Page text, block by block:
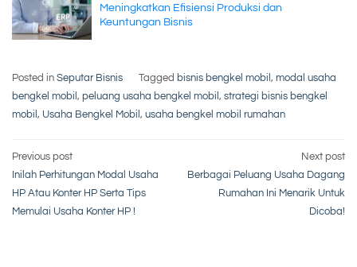
Meningkatkan Efisiensi Produksi dan
Keuntungan Bisnis
Posted in Seputar Bisnis Tagged bisnis bengkel mobil , modal usaha
bengkel mobil , peluang usaha bengkel mobil , strategi bisnis bengkel
mobil , Usaha Bengkel Mobil , usaha bengkel mobil rumahan
Post
navigation
Previous post
Inilah Perhitungan Modal Usaha
HP Atau Konter HP Serta Tips
Memulai Usaha Konter HP !
Next post
Berbagai Peluang Usaha Dagang
Rumahan Ini Menarik Untuk
Dicoba!